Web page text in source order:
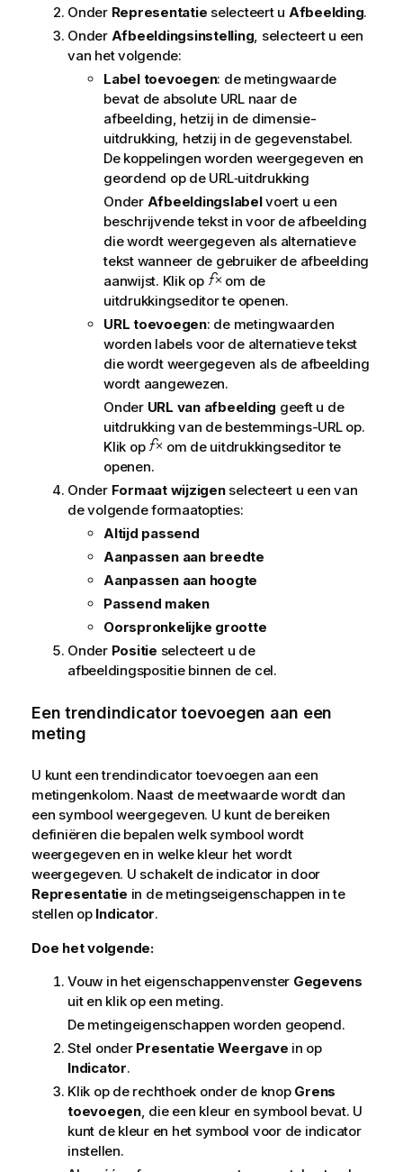
i
e
Onder Representatie selecteert u Afbeelding.
Onder Afbeeldingsinstelling, selecteert u een
van het volgende:
Label toevoegen: de metingwaarde
bevat de absolute URL naar de
afbeelding, hetzij in de dimensie-
uitdrukking, hetzij in de gegevenstabel.
De koppelingen worden weergegeven en
geordend op de URL‑uitdrukking
Onder Afbeeldingslabelvoert u een
beschrijvende tekst in voor de afbeelding
die wordt weergegeven als alternatieve
tekst wanneer de gebruiker de afbeelding
aanwijst. Klik op
om de
uitdrukkingseditor te openen.
URL toevoegen: de metingwaarden
worden labels voor de alternatieve tekst
die wordt weergegeven als de afbeelding
wordt aangewezen.
Onder URL van afbeelding geeft u de
uitdrukking van de bestemmings-URL op.
Klik op
om de uitdrukkingseditor te
openen.
Onder Formaat wijzigenselecteert u een van
de volgende formaatopties:
Altijd passend
Aanpassen aan breedte
Aanpassen aan hoogte
Passend maken
Oorspronkelijke grootte
Onder Positie selecteert u de
afbeeldingspositie binnen de cel.
Een trendindicator toevoegen aan een
meting
U kunt een trendindicator toevoegen aan een
metingenkolom. Naast de meetwaarde wordt dan
een symbool weergegeven. U kunt de bereiken
definiëren die bepalen welk symbool wordt
weergegeven en in welke kleur het wordt
weergegeven. U schakelt de indicator in door
Representatie in de metingseigenschappen in te
stellen op Indicator.
Doe het volgende:
Vouw in het eigenschappenvenster Gegevens
uit en klik op een meting.
De metingeigenschappen worden geopend.
Stel onder Presentatie Weergave in op
Indicator.
Klik op de rechthoek onder de knop Grens
toevoegen, die een kleur en symbool bevat. U
kunt de kleur en het symbool voor de indicator
instellen.